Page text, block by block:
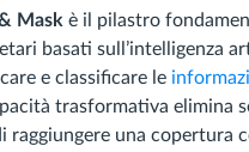
Mask è il pilastro
basati sull’intelligenza
e classificare le
trasformativa elimina
raggiungere una copertura